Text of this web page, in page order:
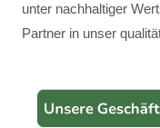
unter nachhaltiger
Partner in unser